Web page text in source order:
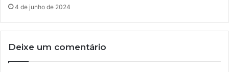
4 de junho de 2024
Deixe um comentário